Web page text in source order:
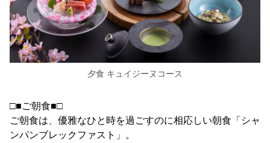
夕食 キュイジーヌコース
□■ご朝食■□
ご朝食は、優雅なひと時を過ごすのに相応しい朝食「シャ
ンパンブレックファスト」。